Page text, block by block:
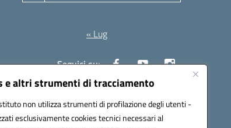
e altri strumenti di tracciamento
non utilizza strumenti di profilazione degli utenti -
esclusivamente cookies tecnici necessari al
« Lug
Seguici su: